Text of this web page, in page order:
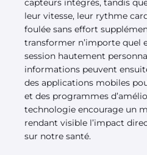
capteurs intégrés, tandis
leur vitesse, leur rythme
foulée sans effort
transformer n’importe quel
session hautement
informations peuvent
des applications mobiles
et des programmes
technologie encourage un
rendant visible l’impact
sur notre santé.